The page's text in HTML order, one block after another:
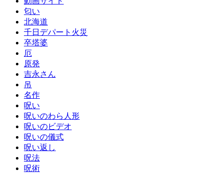
匂い
北海道
千日デパート火災
卒塔婆
厄
原発
吉永さん
吊
名作
呪い
呪いのわら人形
呪いのビデオ
呪いの儀式
呪い返し
呪法
呪術